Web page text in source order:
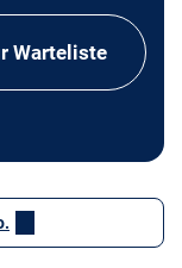
Warteliste